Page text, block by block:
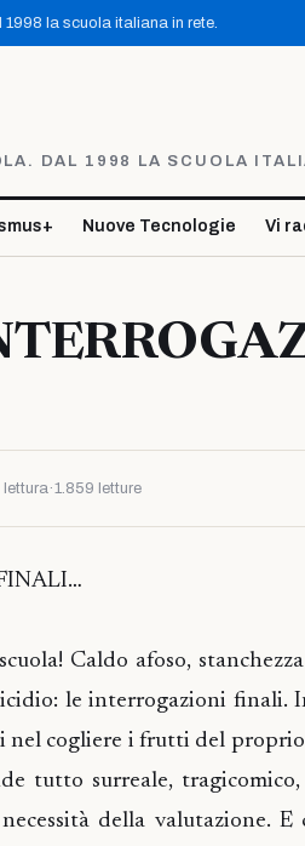
la scuola italiana in rete.
DAL 1998 LA SCUOLA
Nuove Tecnologie Vi
lettura·1.859 letture
Caldo afoso,
le interrogazioni finali.
nel cogliere i frutti del
tutto surreale,
della valutazione.